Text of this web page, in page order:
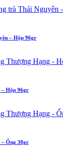
– Hộp 96gr
– Hộp 96gr
Ống 30gr